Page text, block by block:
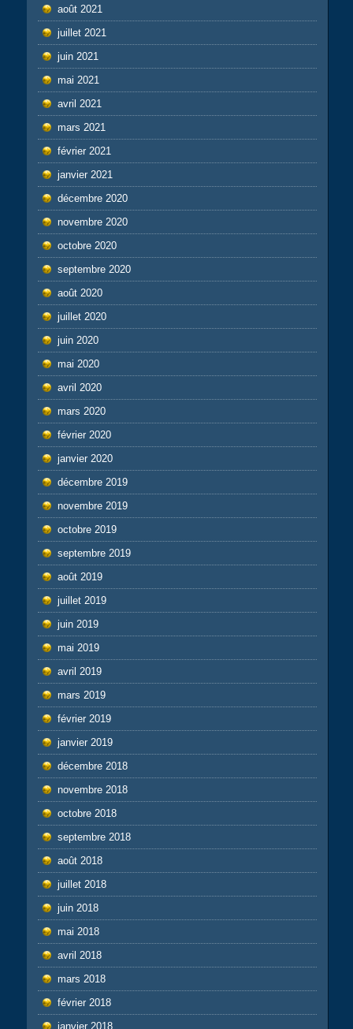
août 2021
juillet 2021
juin 2021
mai 2021
avril 2021
mars 2021
février 2021
janvier 2021
décembre 2020
novembre 2020
octobre 2020
septembre 2020
août 2020
juillet 2020
juin 2020
mai 2020
avril 2020
mars 2020
février 2020
janvier 2020
décembre 2019
novembre 2019
octobre 2019
septembre 2019
août 2019
juillet 2019
juin 2019
mai 2019
avril 2019
mars 2019
février 2019
janvier 2019
décembre 2018
novembre 2018
octobre 2018
septembre 2018
août 2018
juillet 2018
juin 2018
mai 2018
avril 2018
mars 2018
février 2018
janvier 2018